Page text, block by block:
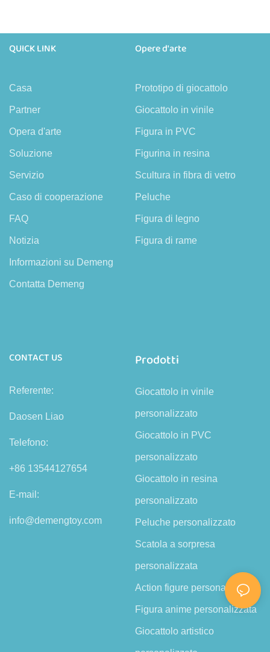
QUICK LINK
Casa
Partner
Opera d'arte
Soluzione
Servizio
Caso di cooperazione
FAQ
Notizia
Informazioni su Demeng
Contatta Demeng
Opere d'arte
Prototipo di giocattolo
Giocattolo in vinile
Figura in PVC
Figurina in resina
Scultura in fibra di vetro
Peluche
Figura di legno
Figura di rame
CONTACT US
Referente:
Daosen Liao
Telefono:
+86 13544127654
E-mail:
info@demengtoy.com
Prodotti
Giocattolo in vinile
personalizzato
Giocattolo in PVC
personalizzato
Giocattolo in resina
personalizzato
Peluche personalizzato
Scatola a sorpresa
personalizzata
Action figure personalizzata
Figura anime personalizzata
Giocattolo artistico